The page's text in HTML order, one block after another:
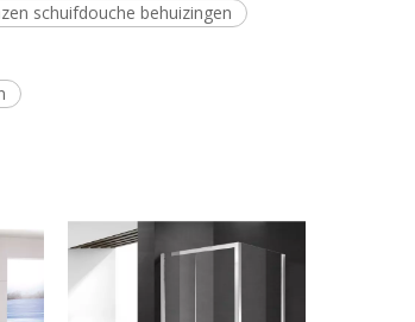
schuifdouche behuizingen